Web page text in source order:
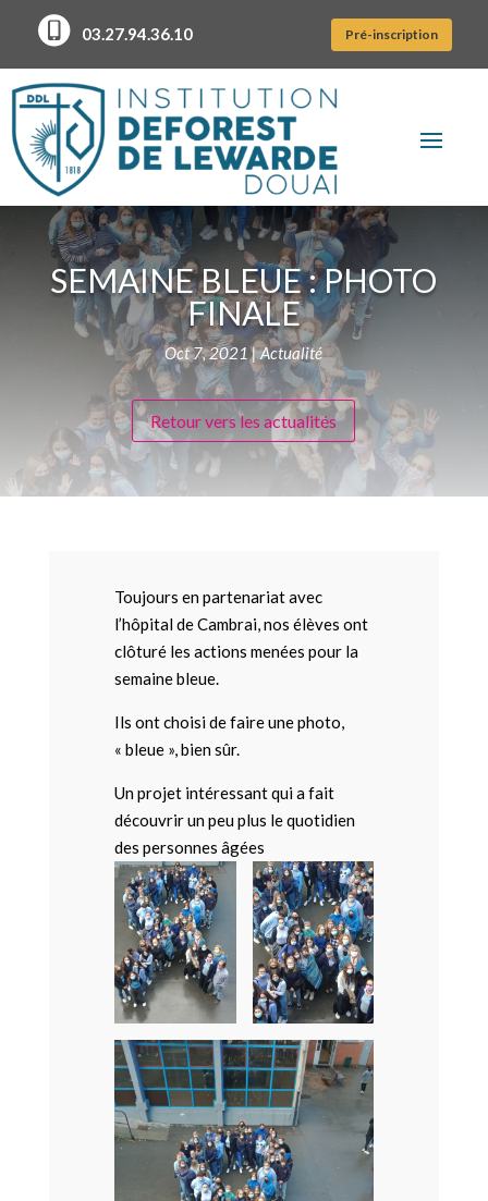
03.27.94.36.10 Pré-inscription
SEMAINE BLEUE : PHOTO
FINALE
Oct 7, 2021 |Actualité
Retour vers les actualités
Toujours en partenariat avec
l’hôpital de Cambrai, nos élèves ont
clôturé les actions menées pour la
semaine bleue.
Ils ont choisi de faire une photo,
« bleue », bien sûr.
Un projet intéressant qui a fait
découvrir un peu plus le quotidien
des personnes âgées